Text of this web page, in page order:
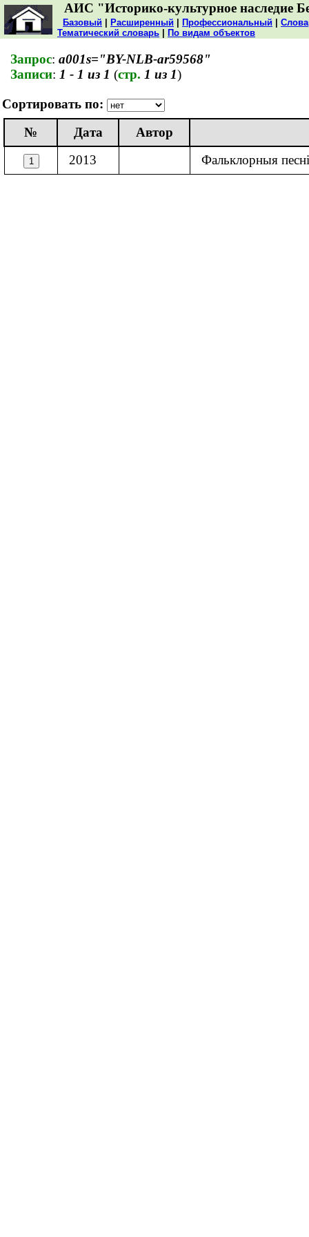
АИС "Историко-культурное наследие
Базовый Расширенный Профессиональный
Тематический словарь
По видам объектов
Запрос: a001s="BY-NLB-ar59568"
Записи: 1 - 1 из 1 (стр. 1 из 1)
Сортировать по:
№
Дата
Автор
2013
Фальклорныя